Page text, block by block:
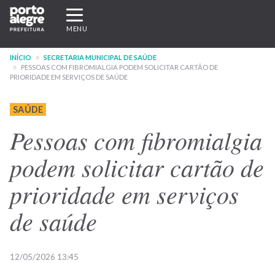
Pular
para
conteúdo
principal
Expandir/recolher
navegação
MENU
INÍCIO
SECRETARIA MUNICIPAL DE SAÚDE
PESSOAS COM FIBROMIALGIA PODEM SOLICITAR CARTÃO DE
PRIORIDADE EM SERVIÇOS DE SAÚDE
SAÚDE
Pessoas com fibromialgia
podem solicitar cartão de
prioridade em serviços
de saúde
12/05/2026 13:45